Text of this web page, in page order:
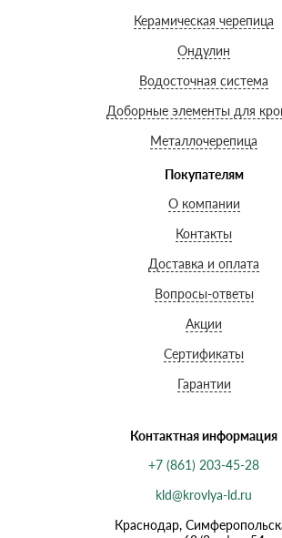
Керамическая черепица
Ондулин
Водосточная система
Доборные элементы для
Металлочерепица
Покупателям
О компании
Контакты
Доставка и оплата
Вопросы-ответы
Акции
Сертификаты
Гарантии
Контактная информация
+7 (861) 203-45-28
kld@krovlya-ld.ru
Краснодар,